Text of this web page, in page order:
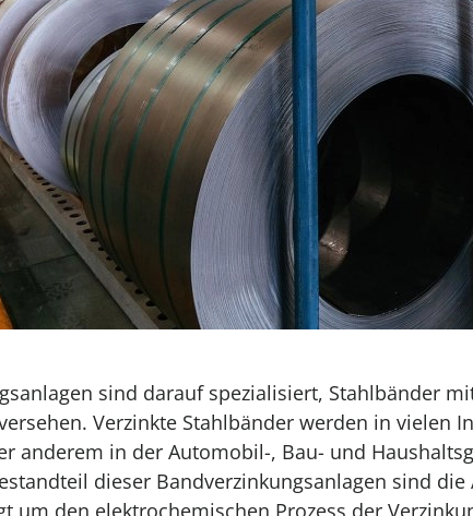
sind darauf spezialisiert, Stahlbänder
Verzinkte Stahlbänder werden in vielen
anderem in der Automobil-, Bau- und
dieser Bandverzinkungsanlagen sind die
um den elektrochemischen Prozess der